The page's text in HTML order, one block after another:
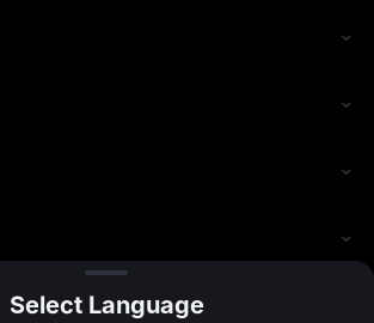
的資金池，用戶將根據其認購金額獲得代幣。
常見問題。
款人帳戶可能會有所延遲。在某些情況下，發
，平台將對用戶資格進行最終審核。若帳戶異
要求，用戶將無法獲得獎勵。請確保帳戶行
則，以免影響獎勵領取。
戶必須嚴格遵守 MEXC 的服務條款。MEXC 保
Select Language